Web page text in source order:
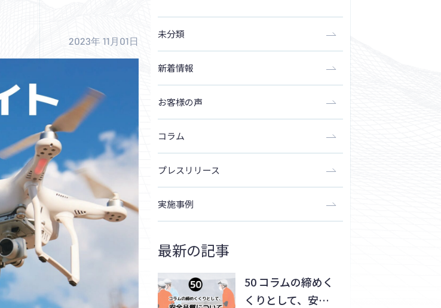
2023年 11月01日
未分類
新着情報
お客様の声
コラム
プレスリリース
実施事例
最新の記事
50 コラムの締めく
くりとして、安…